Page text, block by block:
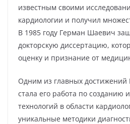
известным своими
кардиологии и получил
В 1985 году Герман Шаевич
докторскую диссертацию,
оценку и признание от
Одним из главных
стала его работа по
технологий в области
уникальные методики